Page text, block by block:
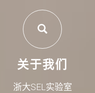
关于我们
浙大SEL实验室